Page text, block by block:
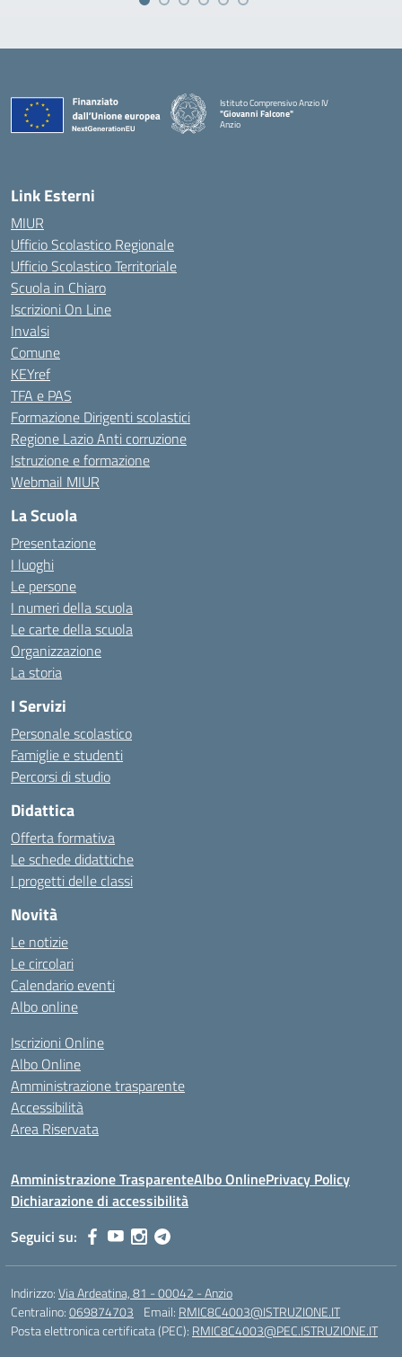
Istituto Comprensivo Anzio IV
"Giovanni Falcone"
Anzio
Link Esterni
MIUR
Ufficio Scolastico Regionale
Ufficio Scolastico Territoriale
Scuola in Chiaro
Iscrizioni On Line
Invalsi
Comune
KEYref
TFA e PAS
Formazione Dirigenti scolastici
Regione Lazio Anti corruzione
Istruzione e formazione
Webmail MIUR
La Scuola
Presentazione
I luoghi
Le persone
I numeri della scuola
Le carte della scuola
Organizzazione
La storia
I Servizi
Personale scolastico
Famiglie e studenti
Percorsi di studio
Didattica
Offerta formativa
Le schede didattiche
I progetti delle classi
Novità
Le notizie
Le circolari
Calendario eventi
Albo online
Iscrizioni Online
Albo Online
Amministrazione trasparente
Accessibilità
Area Riservata
Amministrazione TrasparenteAlbo OnlinePrivacy Policy
Dichiarazione di accessibilità
Seguici su:
Indirizzo:Via Ardeatina, 81 - 00042 - Anzio
Centralino:069874703 Email: RMIC8C4003@ISTRUZIONE.IT
Posta elettronica certificata (PEC): RMIC8C4003@PEC.ISTRUZIONE.IT